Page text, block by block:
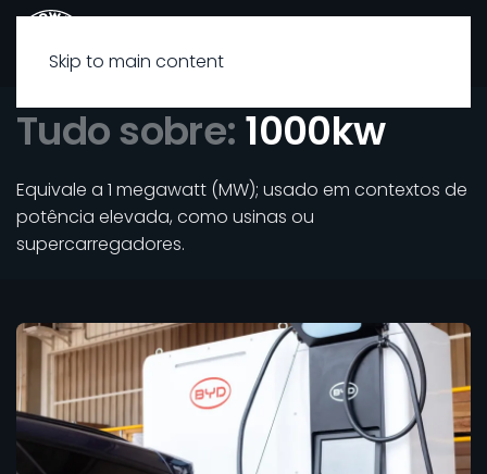
Skip to main content
Tudo sobre: 1000kw
Equivale a 1 megawatt (MW); usado em contextos de
potência elevada, como usinas ou
supercarregadores.